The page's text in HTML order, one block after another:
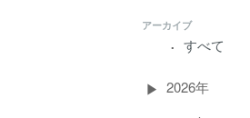
アーカイブ
すべて
2026年